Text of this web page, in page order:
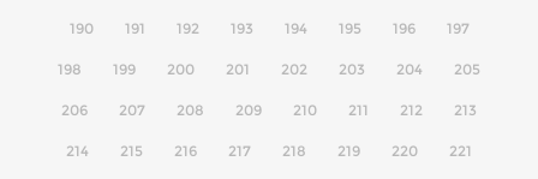
190 191 192 193 194 195 196 197
198 199 200 201 202 203 204 205
206 207 208 209 210 211 212 213
214 215 216 217 218 219 220 221